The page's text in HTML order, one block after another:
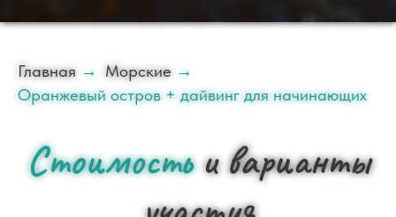
Главная → Морские →
Оранжевый остров + дайвинг для начинающих
Стоимостьи варианты